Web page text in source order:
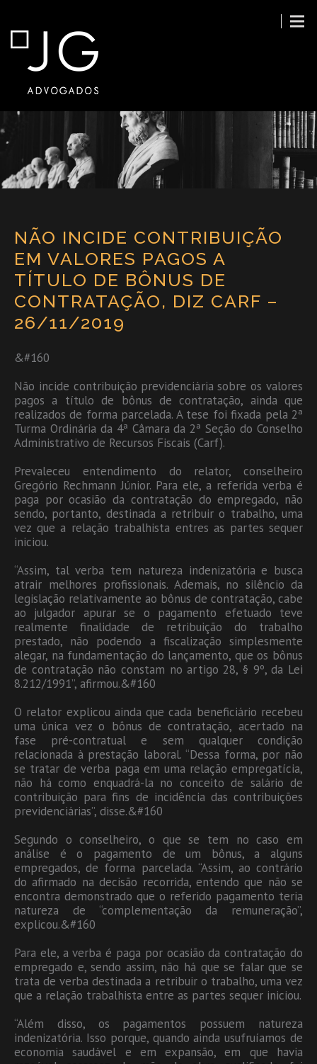
NÃO INCIDE CONTRIBUIÇÃO
EM VALORES PAGOS A
TÍTULO DE BÔNUS DE
CONTRATAÇÃO, DIZ CARF –
26/11/2019
&#160
Não incide contribuição previdenciária sobre os valores
pagos a título de bônus de contratação, ainda que
realizados de forma parcelada. A tese foi fixada pela 2ª
Turma Ordinária da 4ª Câmara da 2ª Seção do Conselho
Administrativo de Recursos Fiscais (Carf).
Prevaleceu entendimento do relator, conselheiro
Gregório Rechmann Júnior. Para ele, a referida verba é
paga por ocasião da contratação do empregado, não
sendo, portanto, destinada a retribuir o trabalho, uma
vez que a relação trabalhista entres as partes sequer
iniciou.
“Assim, tal verba tem natureza indenizatória e busca
atrair melhores profissionais. Ademais, no silêncio da
legislação relativamente ao bônus de contratação, cabe
ao julgador apurar se o pagamento efetuado teve
realmente finalidade de retribuição do trabalho
prestado, não podendo a fiscalização simplesmente
alegar, na fundamentação do lançamento, que os bônus
de contratação não constam no artigo 28, § 9º, da Lei
8.212/1991”, afirmou.&#160
O relator explicou ainda que cada beneficiário recebeu
uma única vez o bônus de contratação, acertado na
fase pré-contratual e sem qualquer condição
relacionada à prestação laboral. “Dessa forma, por não
se tratar de verba paga em uma relação empregatícia,
não há como enquadrá-la no conceito de salário de
contribuição para fins de incidência das contribuições
previdenciárias”, disse.&#160
Segundo o conselheiro, o que se tem no caso em
análise é o pagamento de um bônus, a alguns
empregados, de forma parcelada. “Assim, ao contrário
do afirmado na decisão recorrida, entendo que não se
encontra demonstrado que o referido pagamento teria
natureza de “complementação da remuneração”,
explicou.&#160
Para ele, a verba é paga por ocasião da contratação do
empregado e, sendo assim, não há que se falar que se
trata de verba destinada a retribuir o trabalho, uma vez
que a relação trabalhista entre as partes sequer iniciou.
“Além disso, os pagamentos possuem natureza
indenizatória. Isso porque, quando ainda usufruíamos de
economia saudável e em expansão, em que havia